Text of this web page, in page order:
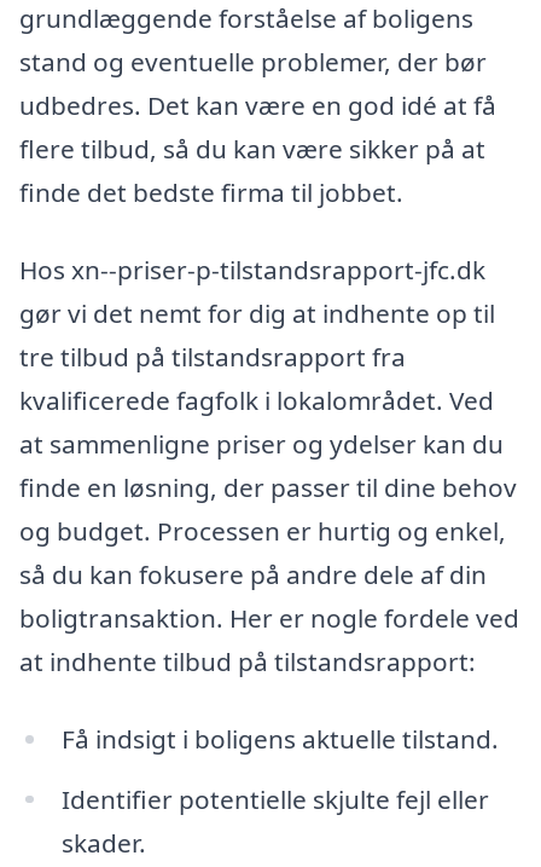
grundlæggende forståelse af boligens
stand og eventuelle problemer, der bør
udbedres. Det kan være en god idé at få
flere tilbud, så du kan være sikker på at
finde det bedste firma til jobbet.
Hos xn--priser-p-tilstandsrapport-jfc.dk
gør vi det nemt for dig at indhente op til
tre tilbud på tilstandsrapport fra
kvalificerede fagfolk i lokalområdet. Ved
at sammenligne priser og ydelser kan du
finde en løsning, der passer til dine behov
og budget. Processen er hurtig og enkel,
så du kan fokusere på andre dele af din
boligtransaktion. Her er nogle fordele ved
at indhente tilbud på tilstandsrapport:
Få indsigt i boligens aktuelle tilstand.
Identifier potentielle skjulte fejl eller
skader.